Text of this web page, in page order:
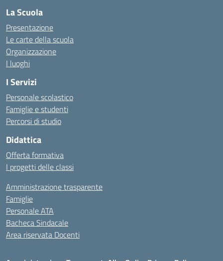
La Scuola
Presentazione
Le carte della scuola
Organizzazione
I luoghi
I Servizi
Personale scolastico
Famiglie e studenti
Percorsi di studio
Didattica
Offerta formativa
I progetti delle classi
Amministrazione trasparente
Famiglie
Personale ATA
Bacheca Sindacale
Area riservata Docenti